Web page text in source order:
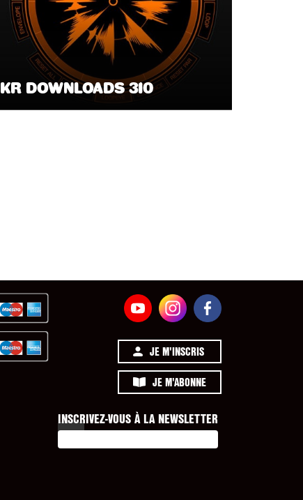
KR DOWNLOADS 310
JE M'INSCRIS
JE M'ABONNE
INSCRIVEZ-VOUS À LA NEWSLETTER